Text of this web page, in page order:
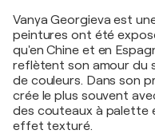
Vanya Georgieva est
peintures ont été
qu'en Chine et en
reflètent son amour du
de couleurs. Dans son
crée le plus souvent
des couteaux à palette
effet texturé.